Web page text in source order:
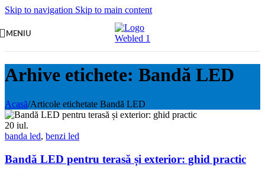
Skip to navigation Skip to main content
MENIU
Arhive etichete: Bandă LED
Acasă/Articole etichetate Bandă LED
20 iul.
banda led, benzi led
Bandă LED pentru terasă și exterior: ghid practic